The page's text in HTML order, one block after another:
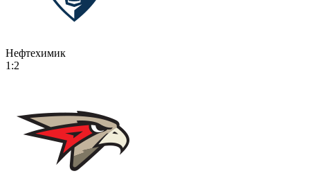
Нефтехимик
1:2